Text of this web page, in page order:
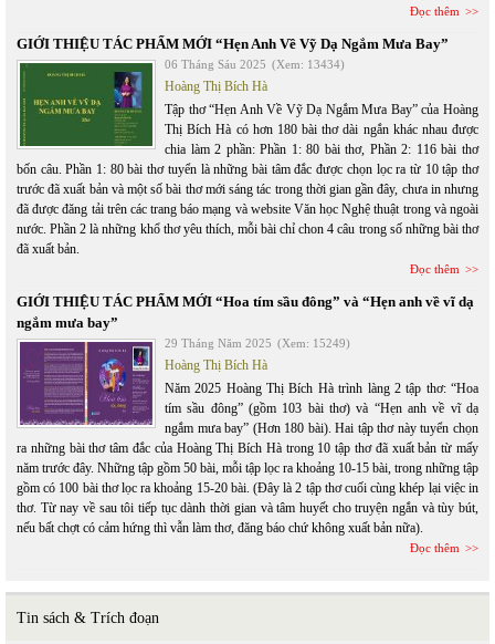
Đọc thêm
GIỚI THIỆU TÁC PHẨM MỚI “Hẹn Anh Về Vỹ Dạ Ngắm Mưa Bay”
06 Tháng Sáu 2025 (Xem: 13434)
Hoàng Thị Bích Hà
Tập thơ “Hẹn Anh Về Vỹ Dạ Ngắm Mưa Bay” của Hoàng
Thị Bích Hà có hơn 180 bài thơ dài ngắn khác nhau được
chia làm 2 phần: Phần 1: 80 bài thơ, Phần 2: 116 bài thơ
bốn câu. Phần 1: 80 bài thơ tuyển là những bài tâm đắc được chọn lọc ra từ 10 tập thơ
trước đã xuất bản và một số bài thơ mới sáng tác trong thời gian gần đây, chưa in nhưng
đã được đăng tải trên các trang báo mạng và website Văn học Nghệ thuật trong và ngoài
nước. Phần 2 là những khổ thơ yêu thích, mỗi bài chỉ chon 4 câu trong số những bài thơ
đã xuất bản.
Đọc thêm
GIỚI THIỆU TÁC PHẨM MỚI “Hoa tím sầu đông” và “Hẹn anh về vĩ dạ
ngắm mưa bay”
29 Tháng Năm 2025 (Xem: 15249)
Hoàng Thị Bích Hà
Năm 2025 Hoàng Thị Bích Hà trình làng 2 tập thơ: “Hoa
tím sầu đông” (gồm 103 bài thơ) và “Hẹn anh về vĩ dạ
ngắm mưa bay” (Hơn 180 bài). Hai tập thơ này tuyển chọn
ra những bài thơ tâm đắc của Hoàng Thị Bích Hà trong 10 tập thơ đã xuất bản từ mấy
năm trước đây. Những tập gồm 50 bài, mỗi tập lọc ra khoảng 10-15 bài, trong những tập
gồm có 100 bài thơ lọc ra khoảng 15-20 bài. (Đây là 2 tập thơ cuối cùng khép lại việc in
thơ. Từ nay về sau tôi tiếp tục dành thời gian và tâm huyết cho truyện ngắn và tùy bút,
nếu bất chợt có cảm hứng thì vẫn làm thơ, đăng báo chứ không xuất bản nữa).
Đọc thêm
Tin sách & Trích đoạn